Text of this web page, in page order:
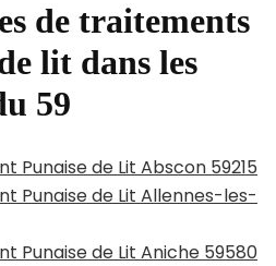
de traitements
lit dans les
59
Punaise de Lit Abscon 59215
Punaise de Lit Allennes-les-
Punaise de Lit Aniche 59580